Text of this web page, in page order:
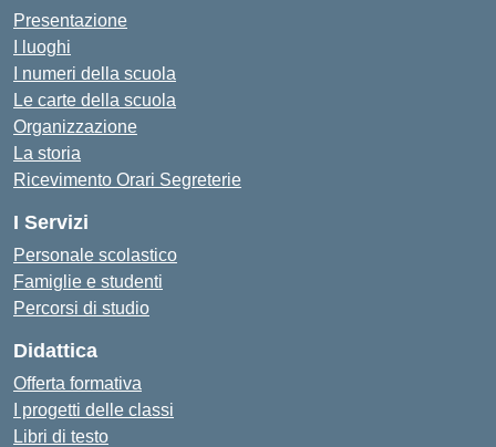
Presentazione
I luoghi
I numeri della scuola
Le carte della scuola
Organizzazione
La storia
Ricevimento Orari Segreterie
I Servizi
Personale scolastico
Famiglie e studenti
Percorsi di studio
Didattica
Offerta formativa
I progetti delle classi
Libri di testo